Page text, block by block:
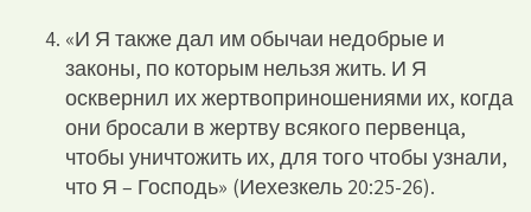
«И Я также дал им обычаи недобрые и
законы, по которым нельзя жить. И Я
осквернил их жертвоприношениями их, когда
они бросали в жертву всякого первенца,
чтобы уничтожить их, для того чтобы узнали,
что Я – Господь» (Иехезкель 20:25-26).